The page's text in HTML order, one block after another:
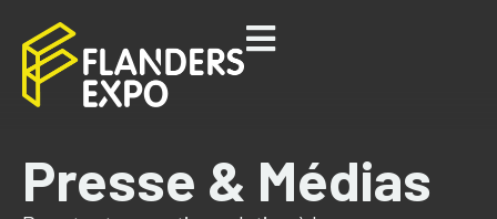
Presse & Médias